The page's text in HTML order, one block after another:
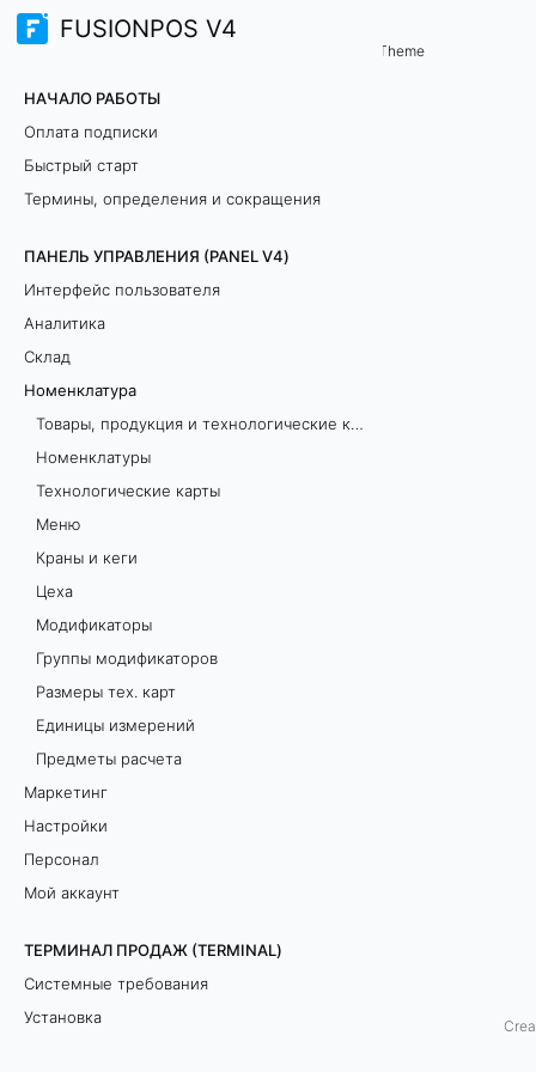
FUSIONPOS V4
НАЧАЛО РАБОТЫ
Оплата подписки
Быстрый старт
Термины, определения и сокращения
ПАНЕЛЬ УПРАВЛЕНИЯ (PANEL V4)
Интерфейс пользователя
Аналитика
Склад
Номенклатура
Товары, продукция и технологические карты: как добавить и в чём разница?
Номенклатуры
Технологические карты
Меню
Краны и кеги
Цеха
Модификаторы
Группы модификаторов
Размеры тех. карт
Единицы измерений
Предметы расчета
Маркетинг
Настройки
Персонал
Мой аккаунт
ТЕРМИНАЛ ПРОДАЖ (TERMINAL)
Системные требования
Установка
Панель управления (PANEL V4)
а
Товары, продукция и
Theme